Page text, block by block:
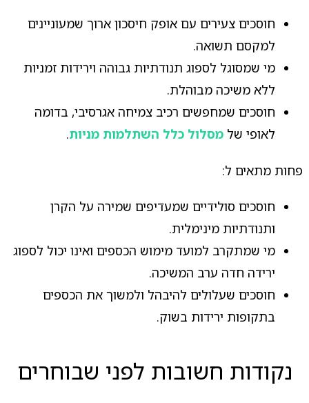
חוסכים צעירים עם אופק חיסכון ארוך שמעוניינים
למקסם תשואה.
מי שמסוגל לספוג תנודתיות גבוהה וירידות זמניות
ללא משיכה מבוהלת.
חוסכים שמחפשים רכיב צמיחה אגרסיבי, בדומה
לאופי של מסלול כלל השתלמות מניות.
פחות מתאים ל:
חוסכים סולידיים שמעדיפים שמירה על הקרן
ותנודתיות מינימלית.
מי שמתקרב למועד מימוש הכספים ואינו יכול לספוג
ירידה חדה ערב המשיכה.
חוסכים שעלולים להיבהל ולמשוך את הכספים
בתקופות ירידות בשוק.
נקודות חשובות לפני שבוחרים